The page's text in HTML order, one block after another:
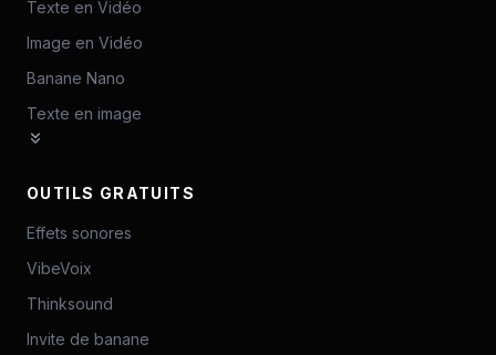
Texte en Vidéo
Image en Vidéo
Banane Nano
Texte en image
OUTILS GRATUITS
Effets sonores
VibeVoix
Thinksound
Invite de banane